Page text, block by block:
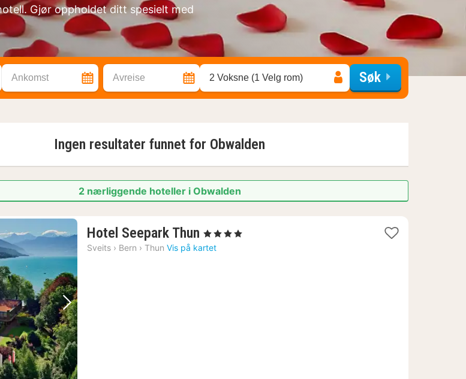
Gjør oppholdet ditt spesielt med
Ankomst Avreise 2 Voksne (1 Velg rom) Søk
Ingen resultater funnet for Obwalden
2 nærliggende hoteller i Obwalden
Neste bilde
Hotel Seepark Thun 1
natt
, 4 Stjerner
Sveits › Bern › Thun Vis på kartet